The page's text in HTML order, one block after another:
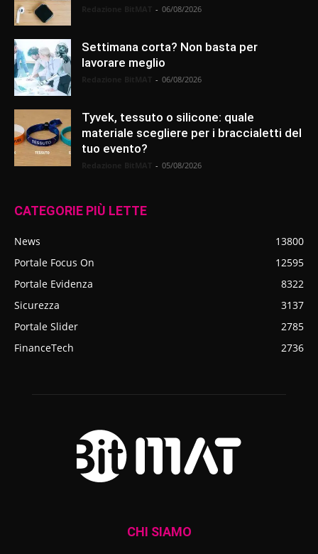
- 06/08/2026
Settimana corta? Non basta per
lavorare meglio
- 06/08/2026
Tyvek, tessuto o silicone: quale
materiale scegliere per i braccialetti del
tuo evento?
- 05/08/2026
CATEGORIE PIÙ LETTE
News
13800
Portale Focus On
12595
Portale Evidenza
8322
Sicurezza
3137
Portale Slider
2785
FinanceTech
2736
CHI SIAMO